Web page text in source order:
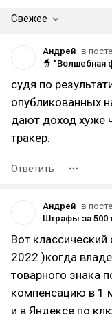
Свежее
Андрей в посте
судя по
опубликованных
дают доход хуже
тракер.
Ответить
Андрей в посте
Вот
2022 )когда
товарного знака
компенсацию в 1
и в Яндексе по